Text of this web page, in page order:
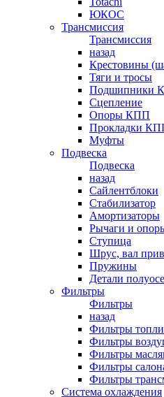
ЮКОС
Трансмиссия
Трансмиссия
назад
Крестовины
Тяги и тросы
Подшипники
Сцепление
Опоры КПП
Прокладки
Муфты
Подвеска
Подвеска
назад
Сайлентблоки
Стабилизатор
Амортизаторы
Рычаги и
Ступица
Шрус, вал
Пружины
Детали
Фильтры
Фильтры
назад
Фильтры
Фильтры
Фильтры
Фильтры
Фильтры
Система охлаждения